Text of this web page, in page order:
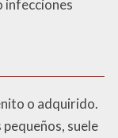
infecciones
o adquirido.
pequeños, suele